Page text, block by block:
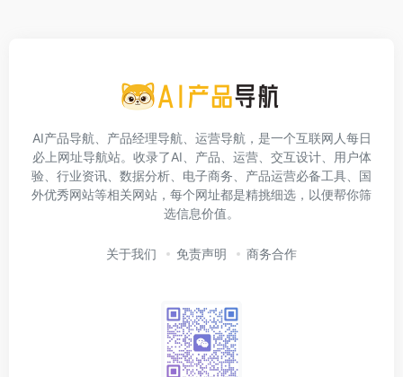
AI产品导航、产品经理导航、运营导航，是一个互联网人每日
必上网址导航站。收录了AI、产品、运营、交互设计、用户体
验、行业资讯、数据分析、电子商务、产品运营必备工具、国
外优秀网站等相关网站，每个网址都是精挑细选，以便帮你筛
选信息价值。
关于我们 免责声明 商务合作